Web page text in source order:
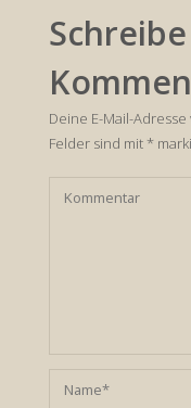
Deine E-Mail-
Felder sind mit*